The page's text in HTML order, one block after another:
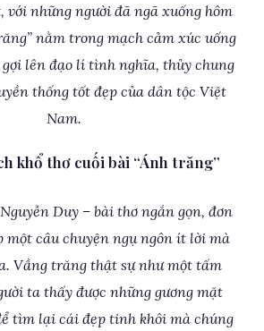
những người đã ngã xuống hôm
nằm trong mạch cảm xúc uống
lên đạo lí tình nghĩa, thủy chung
thống tốt đẹp của dân tộc Việt
Nam.
khổ thơ cuối bài “Ánh trăng”
Duy – bài thơ ngắn gọn, đơn
một câu chuyện ngụ ngôn ít lời mà
Vầng trăng thật sự như một tấm
ta thấy được những gương mặt
tìm lại cái đẹp tinh khôi mà chúng